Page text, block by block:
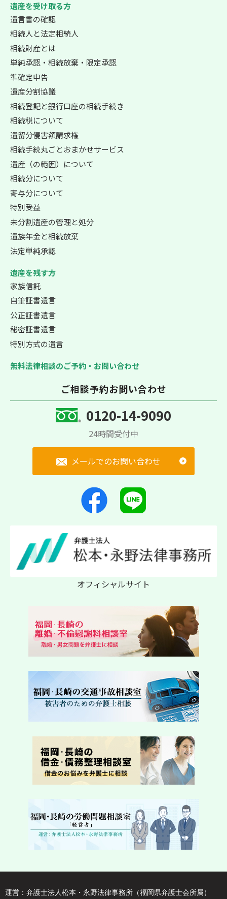
遺産を受け取る方
遺言書の確認
相続人と法定相続人
相続財産とは
単純承認・相続放棄・限定承認
準確定申告
遺産分割協議
相続登記と銀行口座の相続手続き
相続税について
遺留分侵害額請求権
相続手続丸ごとおまかせサービス
遺産（の範囲）について
相続分について
寄与分について
特別受益
未分割遺産の管理と処分
遺族年金と相続放棄
法定単純承認
遺産を残す方
家族信託
自筆証書遺言
公正証書遺言
秘密証書遺言
特別方式の遺言
無料法律相談のご予約・お問い合わせ
ご相談予約お問い合わせ
0120-14-9090
24時間受付中
メールでのお問い合わせ
オフィシャルサイト
運営：弁護士法人松本・永野法律事務所（福岡県弁護士会所属）